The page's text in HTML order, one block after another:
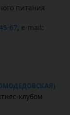
питания
67, e-mail:
клубом